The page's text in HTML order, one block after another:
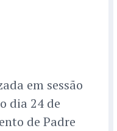
em sessão
dia 24 de
de Padre